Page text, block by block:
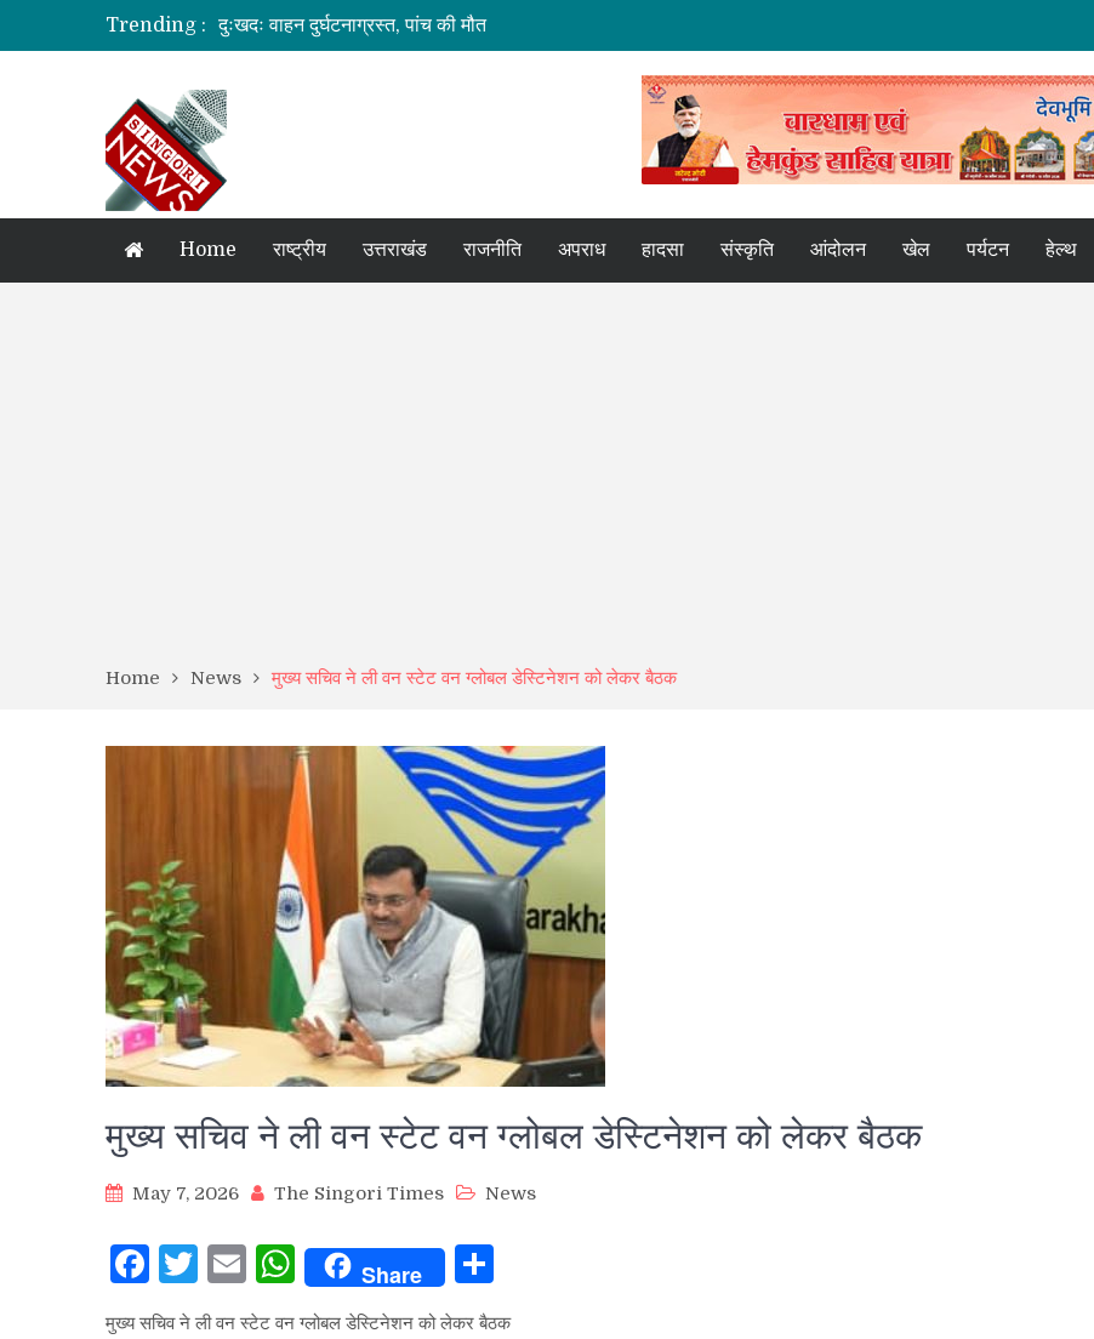
Trending :
दुःखदः वाहन दुर्घटनाग्रस्त, पांच की मौत
कौशल विकास एवं रोजगार से संबंधित योजनाओं की समीक्षा बैठक
जिलाधिकारी की अध्यक्षता में आयोजित हुई वन भूमि हस्तांतरण की बैठक
ग्रामीण महिलाओं को आर्थिक सशक्त बनाने पर जोर
अगले दो दिनों में भारी से बहुत भारी वर्षा की संभावना
Home राष्ट्रीय उत्तराखंड राजनीति अपराध हादसा संस्कृति आंदोलन खेल पर्यटन हेल्थ
Home News मुख्य सचिव ने ली वन स्टेट वन ग्लोबल डेस्टिनेशन को लेकर बैठक
मुख्य सचिव ने ली वन स्टेट वन ग्लोबल डेस्टिनेशन को लेकर बैठक
May 7, 2026 The Singori Times News
Facebook
Twitter
EmailWhatsApp
Share
मुख्य सचिव ने ली वन स्टेट वन ग्लोबल डेस्टिनेशन को लेकर बैठक